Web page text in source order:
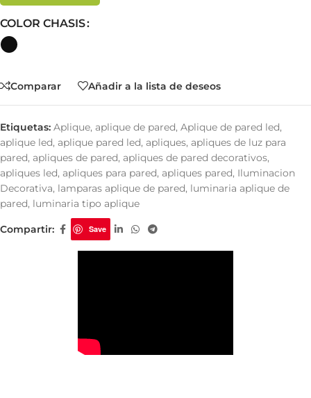
COLOR CHASIS
Comparar Añadir a la lista de deseos
Etiquetas: Aplique, aplique de pared, Aplique de pared led,
aplique led, aplique pared led, apliques, apliques de luz para
pared, apliques de pared, apliques de pared decorativos,
apliques led, apliques para pared, apliques pared, Iluminacion
Decorativa, lamparas aplique de pared, luminaria aplique de
pared, luminaria tipo aplique
Compartir: Save